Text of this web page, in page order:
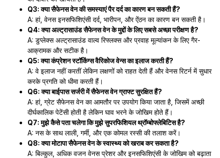
Q3: क्या सैफेनस वेन की समस्याएं पैर दर्द का कारण बन सकती हैं?
A: हां, वेनस इनसफिशिएंसी दर्द, भारीपन, और ऐंठन का कारण बन सकती है।
Q4: क्या अल्ट्रासाउंड सैफेनस वेन के मुद्दों के लिए सबसे अच्छा परीक्षण है?
A: डुप्लेक्स अल्ट्रासाउंड वाल्व रिफ्लक्स और प्रवाह मूल्यांकन के लिए गैर-
आक्रामक और सटीक है।
Q5: क्या कंप्रेशन स्टॉकिंग्स वैरिकोज वेन्स का इलाज करती हैं?
A: वे इलाज नहीं करतीं लेकिन लक्षणों को राहत देती हैं और वेनस रिटर्न में सुधार
करके प्रगति को धीमा करती हैं।
Q6: क्या बाईपास सर्जरी में सैफेनस वेन ग्राफ्ट सुरक्षित हैं?
A: हां, ग्रेट सैफेनस वेन का आमतौर पर उपयोग किया जाता है, जिसमें अच्छी
दीर्घकालिक पेटेंसी होती है लेकिन घाव भरने के जोखिम होते हैं।
Q7: मुझे कैसे पता चलेगा कि मुझे सुपरफिशियल थ्रॉम्बोफ्लेबिटिस है?
A: नस के साथ लाली, गर्मी, और एक कोमल रस्सी की तलाश करें।
Q8: क्या मोटापा सैफेनस वेन के स्वास्थ्य को खराब कर सकता है?
A: बिल्कुल, अधिक वजन वेनस प्रेशर और इनसफिशिएंसी के जोखिम को बढ़ाता